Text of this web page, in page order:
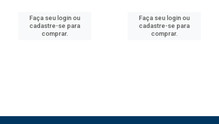
Faça seu login ou
cadastre-se para
comprar.
Faça seu login ou
cadastre-se para
comprar.